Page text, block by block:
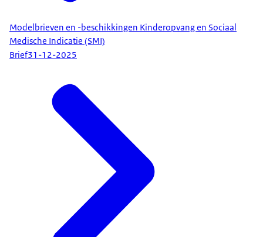
Modelbrieven en -beschikkingen Kinderopvang en Sociaal
Medische Indicatie (SMI)
Brief31-12-2025